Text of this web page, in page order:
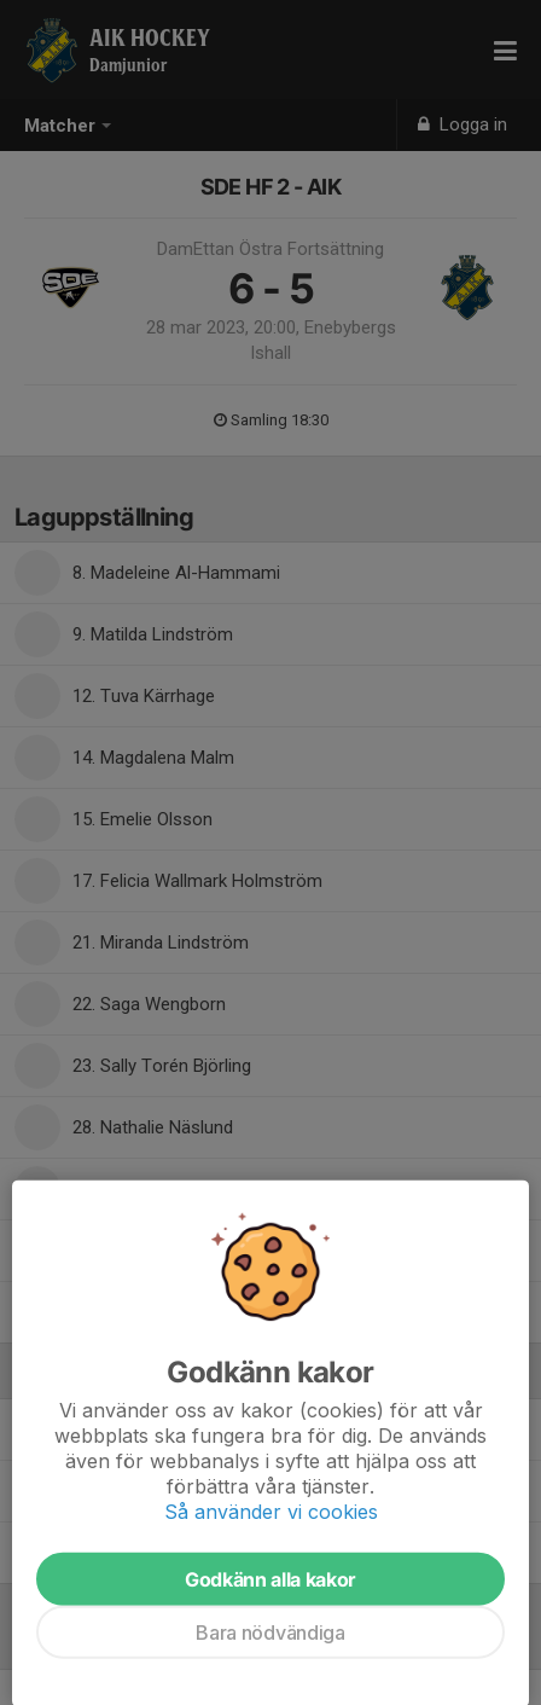
Matcher Logga in
AIK HOCKEY
Damjunior
SDE HF 2 - AIK
DamEttan Östra Fortsättning
6 - 5
28 mar 2023, 20:00, Enebybergs
Ishall
Samling 18:30
Laguppställning
8. Madeleine Al-Hammami
9. Matilda Lindström
12. Tuva Kärrhage
14. Magdalena Malm
15. Emelie Olsson
17. Felicia Wallmark Holmström
21. Miranda Lindström
22. Saga Wengborn
23. Sally Torén Björling
28. Nathalie Näslund
47. Embla Eriksson
Anna BorgqvistHuvudtränare
Andreas BrydlingMaterialare
Denise Husak-AspAssisterande tränare
Godkänn kakor
Vi använder oss av kakor (cookies) för att vår
webbplats ska fungera bra för dig. De används
även för webbanalys i syfte att hjälpa oss att
förbättra våra tjänster.
Så använder vi cookies
Godkänn alla kakor
Bara nödvändiga